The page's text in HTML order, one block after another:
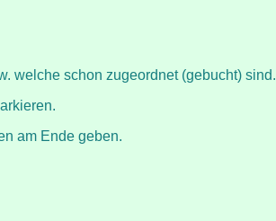
welche schon zugeordnet (gebucht) sind.
am Ende geben.